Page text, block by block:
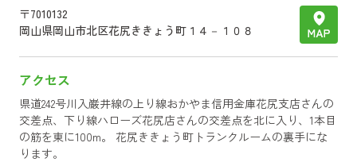
〒7010132
岡山県岡山市北区花尻ききょう町１４－１０８
アクセス
県道242号川入巌井線の上り線おかやま信用金庫花尻支店さんの
交差点、下り線ハローズ花尻店さんの交差点を北に入り、1本目
の筋を東に100m。 花尻ききょう町トランクルームの裏手にな
ります。